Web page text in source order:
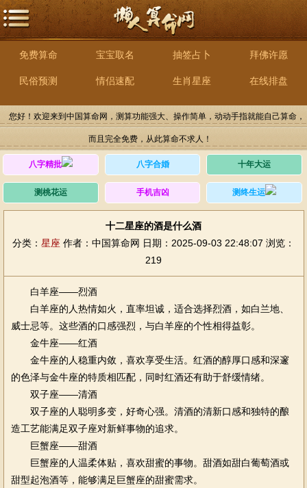
免费算命 宝宝取名 抽签占卜 拜佛许愿
民俗预测 情侣速配 生肖星座 在线排盘
您好！欢迎来到中国算命网，测算功能强大、操作简单，动动手指就能自己算命，
而且完全免费，从此算命不求人！
八字精批 八字合婚 十年大运
测桃花运 手机吉凶 测终生运
十二星座的酒是什么酒
分类： 星座 作者：中国算命网 日期：2025-09-03 22:48:07 浏览：
219
白羊座——烈酒
白羊座的人热情如火，直率坦诚，适合选择烈酒，如白兰地、
威士忌等。这些酒的口感强烈，与白羊座的个性相得益彰。
金牛座——红酒
金牛座的人稳重内敛，喜欢享受生活。红酒的醇厚口感和深邃
的色泽与金牛座的特质相匹配，同时红酒还有助于舒缓情绪。
双子座——清酒
双子座的人聪明多变，好奇心强。清酒的清新口感和独特的酿
造工艺能满足双子座对新鲜事物的追求。
巨蟹座——甜酒
巨蟹座的人温柔体贴，喜欢甜蜜的事物。甜酒如甜白葡萄酒或
甜型起泡酒等，能够满足巨蟹座的甜蜜需求。